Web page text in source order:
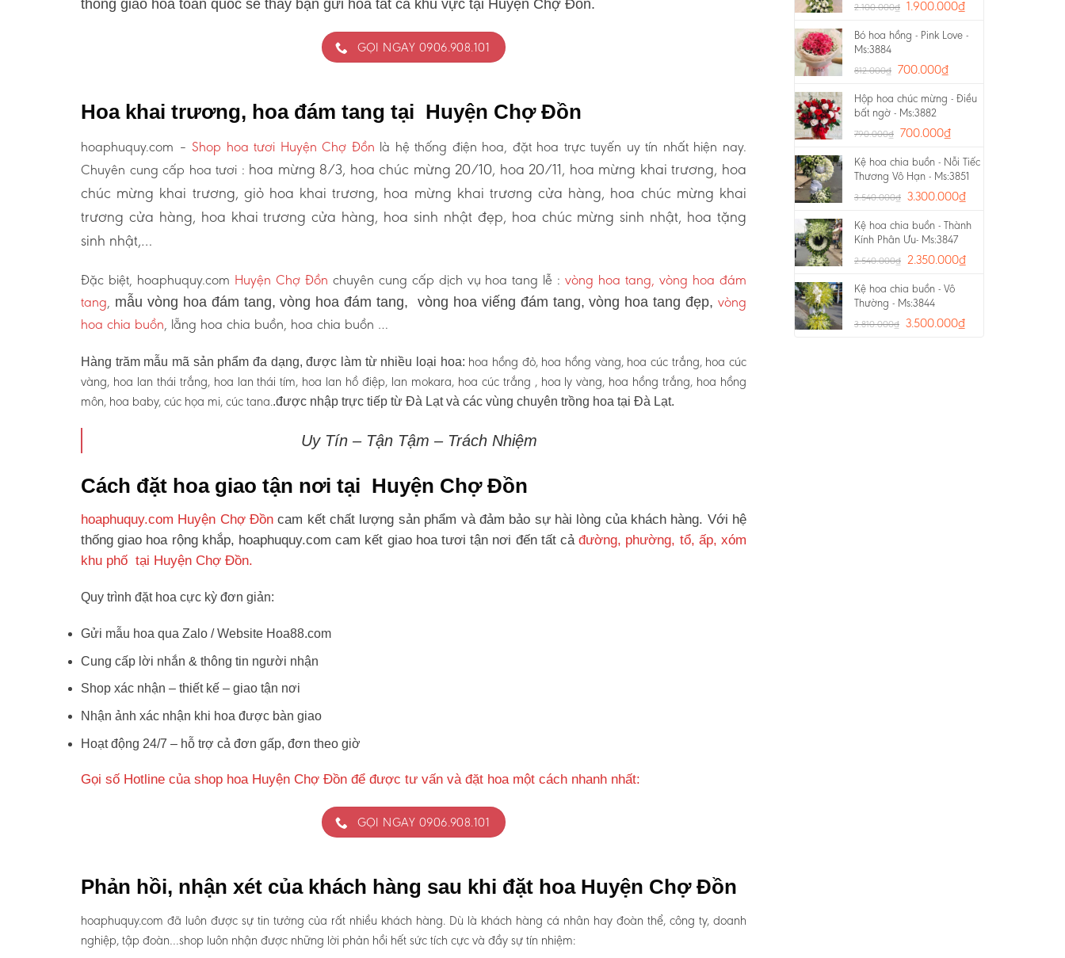
thống giao hoa toàn quốc sẽ thay bạn gửi hoa tất cả khu vực tại Huyện Chợ Đồn.
GỌI NGAY 0906.908.101
Hoa khai trương, hoa đám tang tại Huyện Chợ Đồn
hoaphuquy.com – Shop hoa tươi Huyện Chợ Đồn là hệ thống điện hoa, đặt hoa trực tuyến uy tín nhất hiện nay.
Chuyên cung cấp hoa tươi : hoa mừng 8/3, hoa chúc mừng 20/10, hoa 20/11, hoa mừng khai trương, hoa
chúc mừng khai trương, giỏ hoa khai trương, hoa mừng khai trương cửa hàng, hoa chúc mừng khai
trương cửa hàng, hoa khai trương cửa hàng, hoa sinh nhật đẹp, hoa chúc mừng sinh nhật, hoa tặng
sinh nhật,…
Đặc biệt, hoaphuquy.com Huyện Chợ Đồn chuyên cung cấp dịch vụ hoa tang lễ :vòng hoa tang, vòng hoa đám
tang, mẫu vòng hoa đám tang, vòng hoa đám tang, vòng hoa viếng đám tang, vòng hoa tang đẹp,vòng
hoa chia buồn, lẵng hoa chia buồn, hoa chia buồn …
Hàng trăm mẫu mã sản phẩm đa dạng, được làm từ nhiều loại hoa: hoa hồng đỏ, hoa hồng vàng, hoa cúc trắng, hoa cúc
vàng, hoa lan thái trắng, hoa lan thái tím, hoa lan hồ điệp, lan mokara, hoa cúc trắng , hoa ly vàng, hoa hồng trắng, hoa hồng
môn, hoa baby, cúc họa mi, cúc tana..được nhập trực tiếp từ Đà Lạt và các vùng chuyên trồng hoa tại Đà Lạt.
Uy Tín – Tận Tậm – Trách Nhiệm
Cách đặt hoa giao tận nơi tại Huyện Chợ Đồn
hoaphuquy.com Huyện Chợ Đồn cam kết chất lượng sản phẩm và đảm bảo sự hài lòng của khách hàng. Với hệ
thống giao hoa rộng khắp, hoaphuquy.com cam kết giao hoa tươi tận nơi đến tất cảđường, phường, tổ, ấp, xóm
khu phố tại Huyện Chợ Đồn.
Quy trình đặt hoa cực kỳ đơn giản:
Gửi mẫu hoa qua Zalo / Website Hoa88.com
Cung cấp lời nhắn & thông tin người nhận
Shop xác nhận – thiết kế – giao tận nơi
Nhận ảnh xác nhận khi hoa được bàn giao
Hoạt động 24/7 – hỗ trợ cả đơn gấp, đơn theo giờ
Gọi số Hotline của shop hoa Huyện Chợ Đồn để được tư vấn và đặt hoa một cách nhanh nhất:
GỌI NGAY 0906.908.101
Phản hồi, nhận xét của khách hàng sau khi đặt hoa Huyện Chợ Đồn
hoaphuquy.com đã luôn được sự tin tưởng của rất nhiều khách hàng. Dù là khách hàng cá nhân hay đoàn thể, công ty, doanh
nghiệp, tập đoàn…shop luôn nhận được những lời phản hồi hết sức tích cực và đầy sự tín nhiệm:
2.100.000₫ 1.900.000₫
Bó hoa hồng - Pink Love -
Ms:3884
812.000₫ 700.000₫
Hộp hoa chúc mừng - Điều
bất ngờ - Ms:3882
790.000₫ 700.000₫
Kệ hoa chia buồn - Nỗi Tiếc
Thương Vô Hạn - Ms:3851
3.540.000₫ 3.300.000₫
Kệ hoa chia buồn - Thành
Kính Phân Ưu- Ms:3847
2.540.000₫ 2.350.000₫
Kệ hoa chia buồn - Vô
Thường - Ms:3844
3.810.000₫ 3.500.000₫